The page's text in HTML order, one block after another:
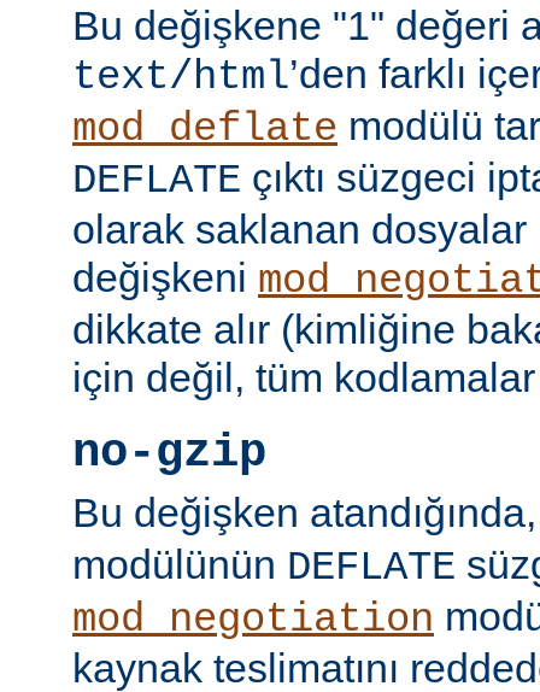
Bu değişkene "1" değeri
text/html’den farklı
mod_deflate modülü
DEFLATE çıktı süzgeci
olarak saklanan dosyalar
değişkeni
dikkate alır (kimliğine
için değil, tüm
no-gzip
Bu değişken
modülünün DEFLATE
mod_negotiation
kaynak teslimatını